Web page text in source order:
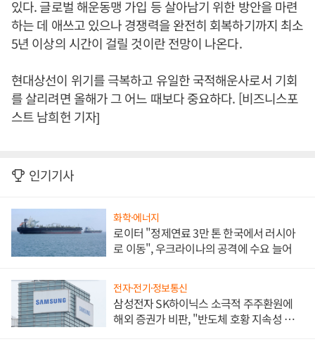
있다. 글로벌 해운동맹 가입 등 살아남기 위한 방안을 마련
하는 데 애쓰고 있으나 경쟁력을 완전히 회복하기까지 최소
5년 이상의 시간이 걸릴 것이란 전망이 나온다.
현대상선이 위기를 극복하고 유일한 국적해운사로서 기회
를 살리려면 올해가 그 어느 때보다 중요하다. [비즈니스포
스트 남희헌 기자]
인기기사
화학·에너지
로이터 "정제연료 3만 톤 한국에서 러시아
로 이동", 우크라이나의 공격에 수요 늘어
전자·전기·정보통신
삼성전자 SK하이닉스 소극적 주주환원에
해외 증권가 비판, "반도체 호황 지속성 의